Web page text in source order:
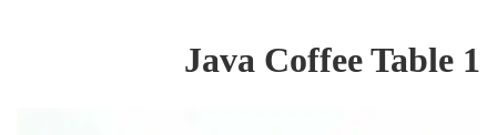
Java Coffee Table 1